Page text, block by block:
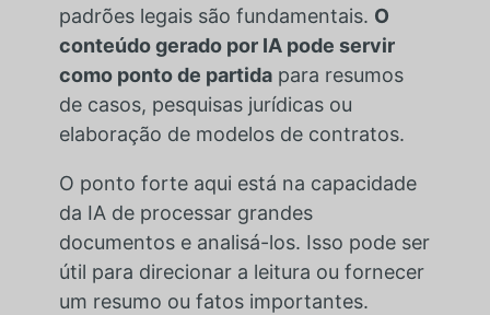
padrões legais são fundamentais. O
conteúdo gerado por IA pode servir
como ponto de partidapara resumos
de casos, pesquisas jurídicas ou
elaboração de modelos de contratos.
O ponto forte aqui está na capacidade
da IA de processar grandes
documentos e analisá-los. Isso pode ser
útil para direcionar a leitura ou fornecer
um resumo ou fatos importantes.